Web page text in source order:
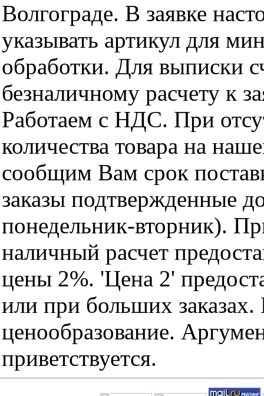
Волгограде. В заявке
указывать артикул для
обработки. Для выписки
безналичному расчету к
Работаем с НДС. При
количества товара на
сообщим Вам срок
заказы подтвержденные
понедельник-вторник).
наличный расчет
цены 2%. 'Цена 2'
или при больших
ценообразование.
приветствуется.